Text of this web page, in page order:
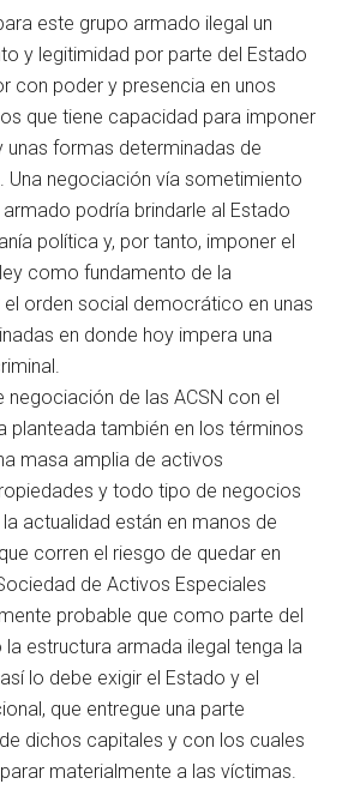
este grupo armado ilegal un
y legitimidad por parte del Estado
con poder y presencia en unos
que tiene capacidad para imponer
unas formas determinadas de
Una negociación vía sometimiento
podría brindarle al Estado
política y, por tanto, imponer el
como fundamento de la
orden social democrático en unas
en donde hoy impera una
negociación de las ACSN con el
planteada también en los términos
masa amplia de activos
y todo tipo de negocios
actualidad están en manos de
corren el riesgo de quedar en
de Activos Especiales
probable que como parte del
estructura armada ilegal tenga la
lo debe exigir el Estado y el
que entregue una parte
dichos capitales y con los cuales
materialmente a las víctimas.